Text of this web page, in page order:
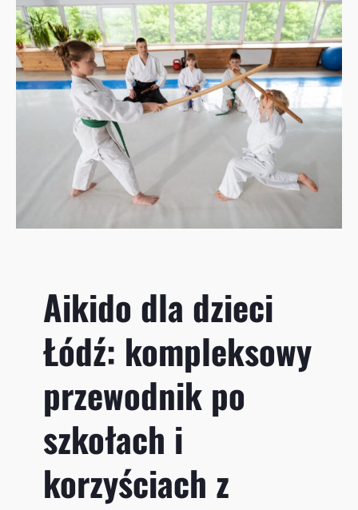
k
i
d
o
:
W
p
r
o
i
e
d
o
a
p
o
k
Aikido dla dzieci
Łódź: kompleksowy
przewodnik po
szkołach i
korzyściach z